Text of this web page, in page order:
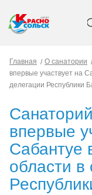
Главная О санатории
впервые участвует на
делегации Республики
впервые
Сабантуе
области в